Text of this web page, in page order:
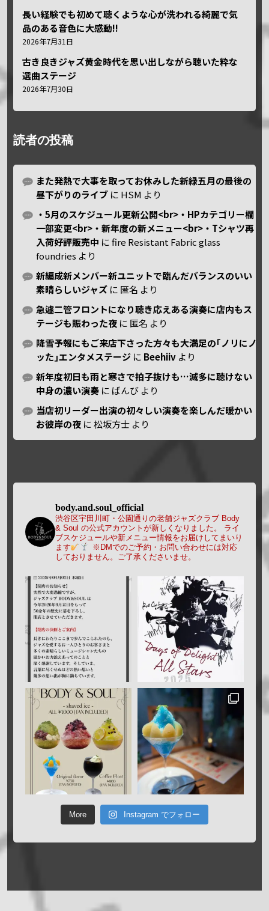
長い経験でも初めて聴くような心が洗われる綺麗で気
品のある音色に大感動!!
2026年7月31日
古き良きジャズ黄金時代を思い出しながら聴いた粋な
選曲ステージ
2026年7月30日
読者の投稿
また発熱で大事を取ってお休みした新緑五月の最後の
昼下がりのライブ に HSM より
・5月のスケジュール更新公開<br>・HPカテゴリー欄
一部変更<br>・新年度の新メニュー<br>・Tシャツ再
入荷好評販売中 にfire Resistant Fabric glass
foundries より
新編成新メンバー新ユニットで臨んだバランスのいい
素晴らしいジャズ に 匿名 より
急遽二管フロントになり聴き応えある演奏に店内もス
テージも賑わった夜 に 匿名 より
降雪予報にもご来店下さった方々も大満足の｢ノリにノ
ッた｣エンタメステージ に Beehiiv より
新年度初日も雨と寒さで拍子抜けも…滅多に聴けない
中身の濃い演奏 に ばんび より
当店初リーダー出演の初々しい演奏を楽しんだ暖かい
お彼岸の夜 に松坂方士 より
body.and.soul_official
渋谷区宇田川町・公園通りの老舗ジャズクラブ Body
& Soul の公式アカウントが新しくなりました。
ライ
ブスケジュールや新メニュー情報をお届けしてまいり
ます
※DMでのご予約・お問い合わせには対応
しておりません。ご了承くださいませ。
More Instagram でフォロー